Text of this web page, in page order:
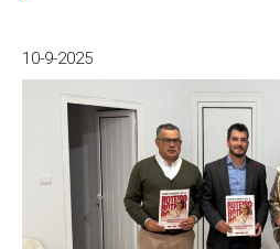
10-9-2025